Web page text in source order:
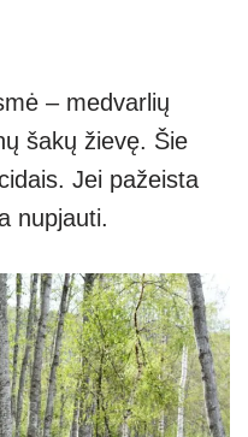
– medvarlių
šakų žievę. Šie
Jei pažeista
nupjauti.